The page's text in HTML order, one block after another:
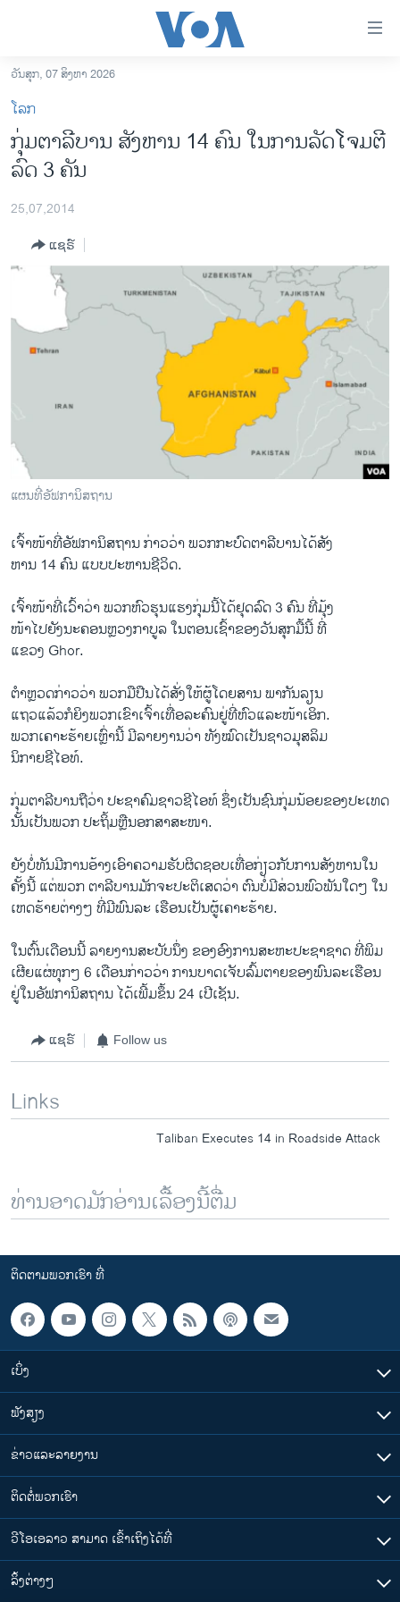
ເຂົ້າ
ຫາ
ຂ້າມ
ຂ້າມ
ຂ້າມ
ຫາ
ລາວ
ອາເມຣິກາ
ຂ່າວ​ຈີນ
ໂລກ
ອິດສະຫຼະພາບດ້ານການຂ່າວ
ຊີວິດຊາວລາວ
ວິທະຍາສາດ-ເທັກໂນໂລຈີ
ທຸລະກິດ
ພາສາອັງກິດ
ສຽງ
ລາຍງານ
ຕິດຕາມພວກເຮົາ ທີ່
ວັນສຸກ, 07 ສິງຫາ 2026
ໂລກ
ກຸ່ມຕາລີບານ ສັງຫານ 14 ຄົນ ໃນການລັດໂຈມຕີ
ລົດ 3 ຄັນ
25,07,2014
ແຊຣ໌
ແຜນທີ່ອັຟການິສຖານ
ເຈົ້າໜ້າທີ່ອັຟການິສຖານ ກ່າວວ່າ ພວກກະບົດຕາລີບານໄດ້ສັງ
ຫານ 14 ຄົນ ແບບປະຫານຊີວິດ.
ເຈົ້າໜ້າທີ່ເວົ້າວ່າ ພວກຫົວຮຸນແຮງກຸ່ມນີ້ໄດ້ຢຸດລົດ 3 ຄົນ ທີ່ມຸ້ງ
ໜ້າໄປຍັງນະຄອນຫຼວງກາບູລ ໃນຕອນເຊົ້າຂອງວັນສຸກມື້ນີ້ ທີ່
ແຂວງ Ghor.
ຕຳຫຼວດກ່າວວ່າ ພວກມືປືນໄດ້ສັ່ງໃຫ້ຜູ້ໂດຍສານ ພາກັນລຽນ
ແຖວແລ້ວກໍຍິງພວກເຂົາເຈົ້າເທື່ອລະຄົນຢູ່ທີ່ຫົວແລະໜ້າເອິກ.
ພວກເຄາະຮ້າຍເຫຼົ່ານີ້ ມີລາຍງານວ່າ ທັງໝົດເປັນຊາວມຸສລິມ
ນິກາຍຊີໄອທ໌.
ກຸ່ມຕາລີບານຖືວ່າ ປະຊາຄົມຊາວຊີໄອທ໌ ຊຶ່ງເປັນຊົນກຸ່ມນ້ອຍຂອງປະເທດ
ນັ້ນເປັນພວກ ປະຖິ້ມຫຼືນອກສາສະໜາ.
ຍັງບໍ່ທັນມີການອ້າງເອົາຄວາມຮັບຜິດຊອບເທື່ອກ່ຽວກັບການສັງຫານໃນ
ຄັ້ງນີ້ ແຕ່ພວກ ຕາລີບານມັກຈະປະຕິເສດວ່າ ຕົນບໍ່ມີສ່ວນພົວພັນໃດໆ ໃນ
ເຫດຮ້າຍຕ່າງໆ ທີ່ມີພົນລະ ເຮືອນເປັນຜູ້ເຄາະຮ້າຍ.
ໃນຕົ້ນເດືອນນີ້ ລາຍງານສະບັບນຶ່ງ ຂອງອົງການສະຫະປະຊາຊາດ ທີ່ພິມ
ເຜີຍແຜ່ທຸກໆ 6 ເດືອນກ່າວວ່າ ການບາດເຈັບລົ້ມຕາຍຂອງພົນລະເຮືອນ
ຢູ່ໃນອັຟການິສຖານ ໄດ້ເພີ້ມຂຶ້ນ 24 ເປີເຊັນ.
ແຊຣ໌ Follow us
Links
Taliban Executes 14 in Roadside Attack
ທ່ານອາດມັກອ່ານເລື້ອງນີ້ຕື່ມ
ຕິດຕາມພວກເຮົາ ທີ່
ເບິ່ງ
ຟັງສຽງ
ຂ່າວແລະລາຍງານ
ຕິດຕໍ່ພວກເຮົາ
ວີໂອເອລາວ ສາມາດ ເຂົ້າເຖິງໄດ້ທີ່
​ລິ້ງ​ຕ່າງໆ